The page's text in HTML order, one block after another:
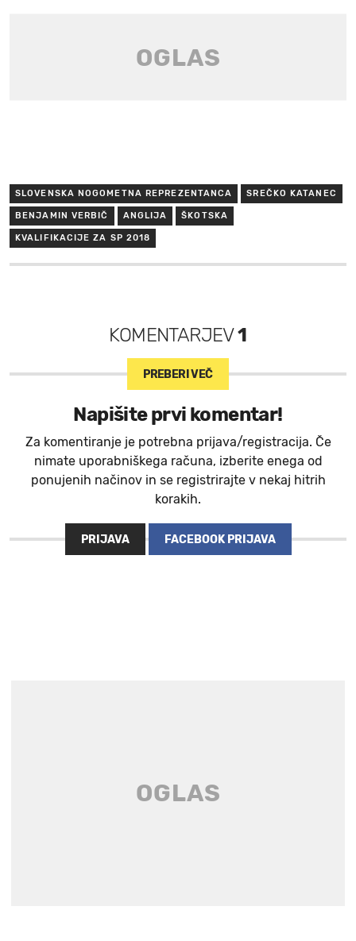
SLOVENSKA NOGOMETNA REPREZENTANCA SREČKO KATANEC
BENJAMIN VERBIČ ANGLIJA ŠKOTSKA
KVALIFIKACIJE ZA SP 2018
KOMENTARJEV1
PREBERI VEČ
Napišite prvi komentar!
Za komentiranje je potrebna prijava/registracija. Če
nimate uporabniškega računa, izberite enega od
ponujenih načinov in se registrirajte v nekaj hitrih
korakih.
PRIJAVA FACEBOOK PRIJAVA